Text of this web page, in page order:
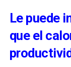
Le puede
que el